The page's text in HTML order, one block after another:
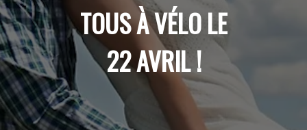
TOUS À VÉLO LE
22 AVRIL !